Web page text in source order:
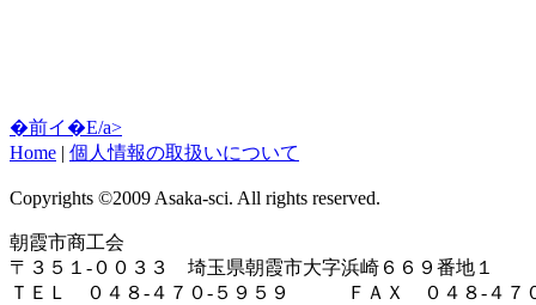
�前イ�E/a>
Home | 個人情報の取扱いについて
Copyrights ©2009 Asaka-sci. All rights reserved.
朝霞市商工会
〒３５１-００３３ 埼玉県朝霞市大字浜崎６６９番地１
ＴＥＬ ０４８-４７０-５９５９ ＦＡＸ ０４８-４７